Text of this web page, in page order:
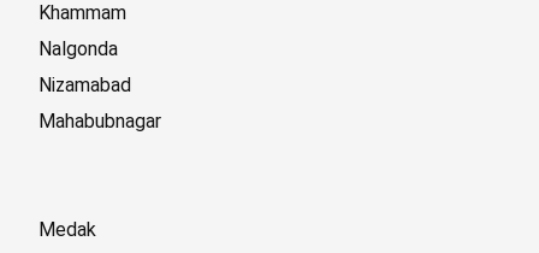
Khammam
Nalgonda
Nizamabad
Mahabubnagar
Medak